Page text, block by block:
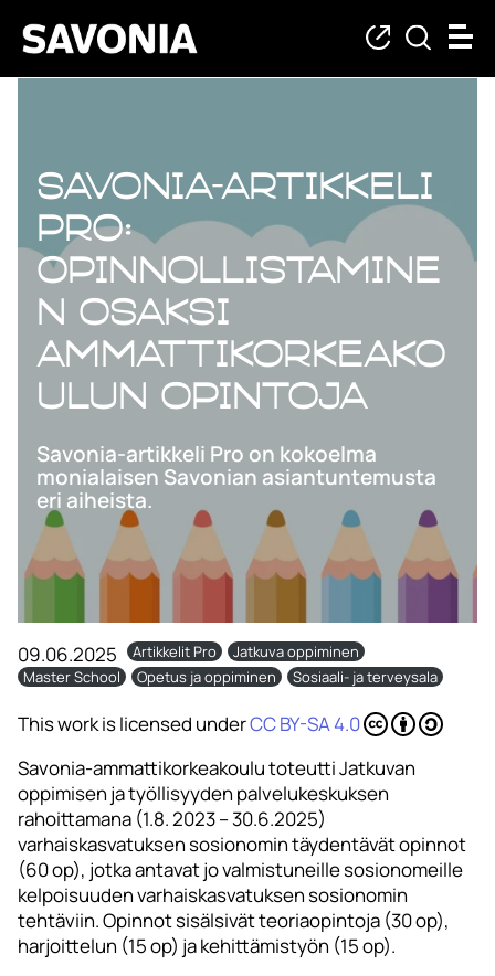
Savonia-artikkeli
Pro:
Opinnollistamine
n osaksi
ammattikorkeako
ulun opintoja
Savonia-artikkeli Pro on kokoelma
monialaisen Savonian asiantuntemusta
eri aiheista.
09.06.2025 Artikkelit Pro
Jatkuva oppiminen
Master School
Opetus ja oppiminen Sosiaali- ja terveysala
This work is licensed underCC BY-SA 4.0
Savonia-ammattikorkeakoulu toteutti Jatkuvan
oppimisen ja työllisyyden palvelukeskuksen
rahoittamana (1.8. 2023 – 30.6.2025)
varhaiskasvatuksen sosionomin täydentävät opinnot
(60 op), jotka antavat jo valmistuneille sosionomeille
kelpoisuuden varhaiskasvatuksen sosionomin
tehtäviin. Opinnot sisälsivät teoriaopintoja (30 op),
harjoittelun (15 op) ja kehittämistyön (15 op).